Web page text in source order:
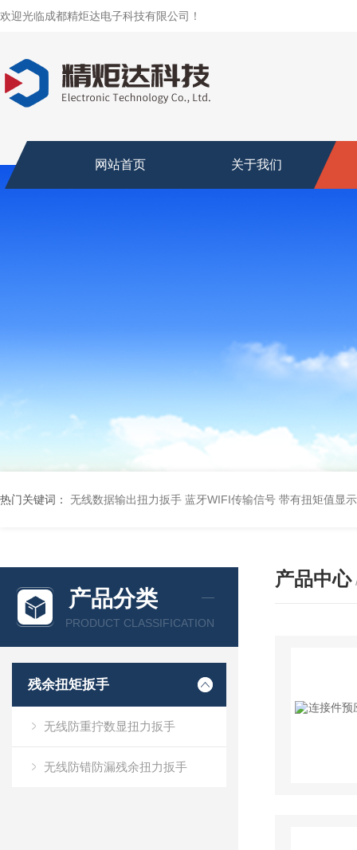
欢迎光临成都精炬达电子科技有限公司！
网站首页 关于我们
热门关键词： 无线数据输出扭力扳手 蓝牙WIFI传输信号 带有扭矩值显
产品分类
PRODUCT CLASSIFICATION
残余扭矩扳手
无线防重拧数显扭力扳手
无线防错防漏残余扭力扳手
产品中心